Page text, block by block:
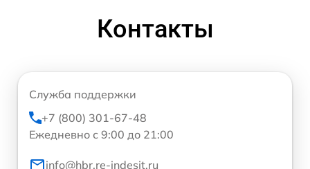
Контакты
Служба поддержки
+7 (800) 301-67-48
Ежедневно с 9:00 до 21:00
info@hbr.re-indesit.ru